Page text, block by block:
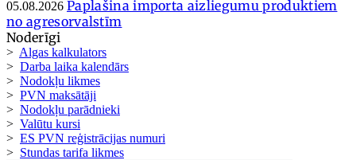
05.08.2026 Paplašina importa aizliegumu produktiem
no agresorvalstīm
Noderīgi
> Algas kalkulators
> Darba laika kalendārs
> Nodokļu likmes
> PVN maksātāji
> Nodokļu parādnieki
> Valūtu kursi
> ES PVN reģistrācijas numuri
> Stundas tarifa likmes